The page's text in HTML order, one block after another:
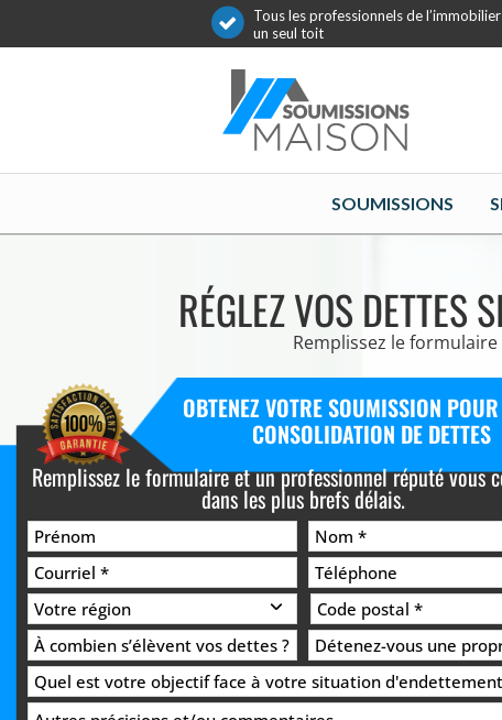
Tous les professionnels de
un seul toit
SOUMISSIONS
RÉGLEZ VOS DETTES
Remplissez le
OBTENEZ VOTRE SOUMISSION
CONSOLIDATION DE DETTES
Remplissez le formulaire et un professionnel réputé vous
dans les plus brefs délais.